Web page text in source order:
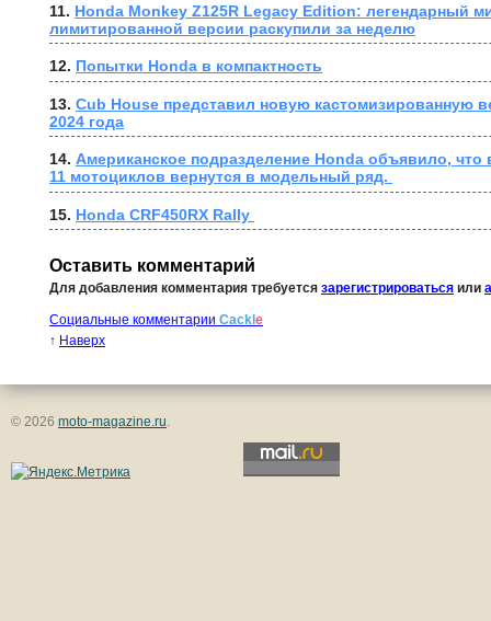
11. Honda Monkey Z125R Legacy Edition: легендарный
лимитированной версии раскупили за неделю
12. Попытки Honda в компактность
13. Cub House представил новую кастомизированную
2024 года
14. Американское подразделение Honda объявило, что
11 мотоциклов вернутся в модельный ряд.
15. Honda CRF450RX Rally
Оставить комментарий
Для добавления комментария требуется зарегистрироваться или
Социальные комментарии Cackle
↑ Наверх
© 2026 moto-magazine.ru